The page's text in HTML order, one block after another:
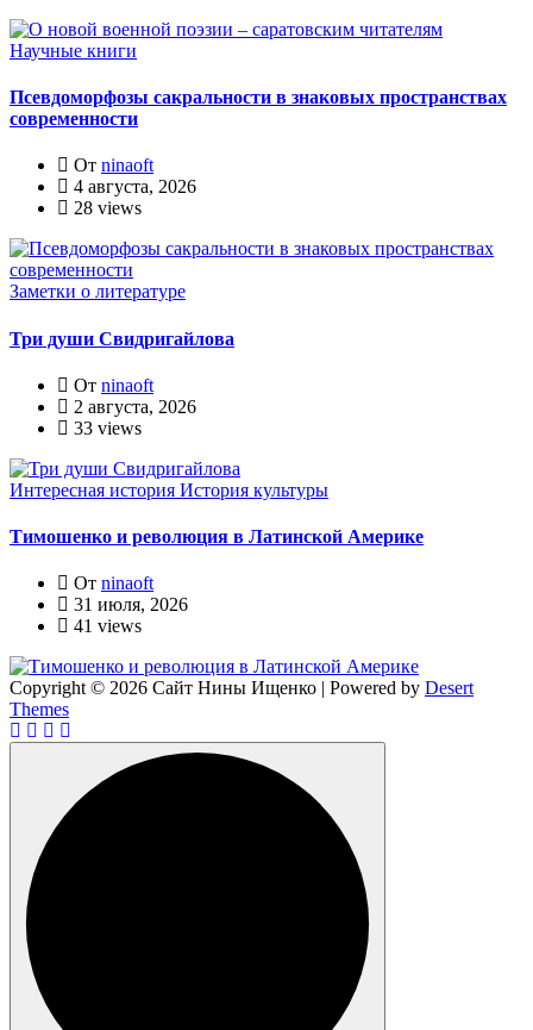
Научные книги
Псевдоморфозы сакральности в знаковых пространствах
современности
От ninaoft
4 августа, 2026
28 views
Заметки о литературе
Три души Свидригайлова
От ninaoft
2 августа, 2026
33 views
Интересная история История культуры
Тимошенко и революция в Латинской Америке
От ninaoft
31 июля, 2026
41 views
Copyright © 2026 Сайт Нины Ищенко | Powered by Desert
Themes